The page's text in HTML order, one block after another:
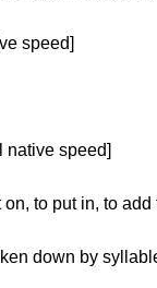
speed]
native speed]
on, to put in, to add
down by